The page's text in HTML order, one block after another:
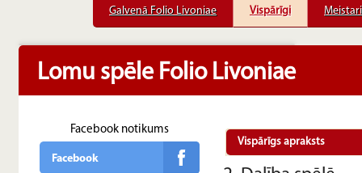
Galvenā Folio Livoniae
Galvenā Folio Livoniae Vispārīgi
Vispārīgi Meistari
Meistari
Lomu spēle Folio Livoniae
Facebook notikums
Facebook
Vispārīgs apraksts